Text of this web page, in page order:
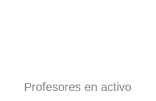
Profesores en activo